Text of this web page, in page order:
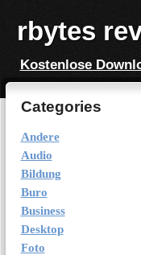
rbytes
Kostenlose
Categories
Andere
Audio
Bildung
Buro
Business
Desktop
Foto